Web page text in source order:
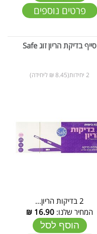
פרטים נוספים
סייף בדיקת הריון זוג Safe
2 יחידות(8.45 ₪ ליחידה)
2 בדיקות הריון...
המחיר שלנו: 16.90
₪
הוסף לסל